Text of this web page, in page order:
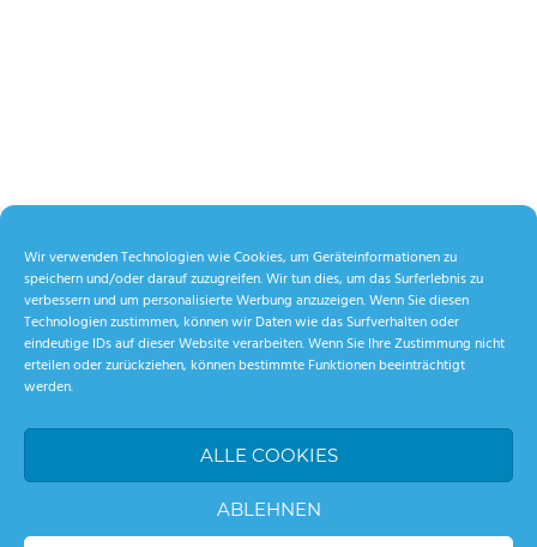
Wir verwenden Technologien wie Cookies, um Geräteinformationen zu
speichern und/oder darauf zuzugreifen. Wir tun dies, um das Surferlebnis zu
verbessern und um personalisierte Werbung anzuzeigen. Wenn Sie diesen
Technologien zustimmen, können wir Daten wie das Surfverhalten oder
eindeutige IDs auf dieser Website verarbeiten. Wenn Sie Ihre Zustimmung nicht
erteilen oder zurückziehen, können bestimmte Funktionen beeinträchtigt
werden.
ALLE COOKIES
ABLEHNEN